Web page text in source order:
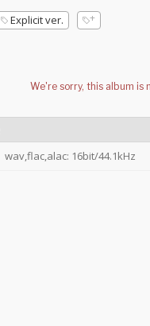
Explicit ver.
wav,flac,alac: 16bit/44.1kHz